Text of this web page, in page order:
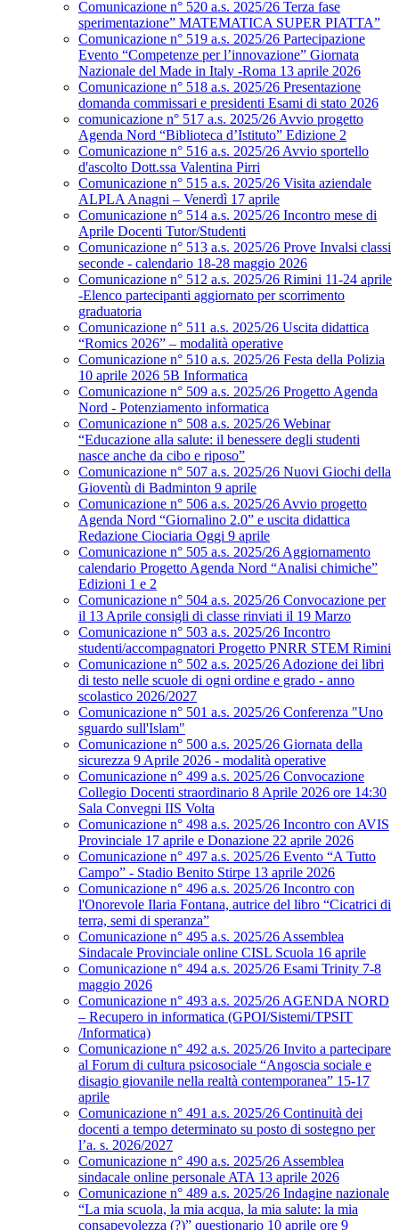
Comunicazione n° 520 a.s. 2025/26 Terza fase
sperimentazione” MATEMATICA SUPER PIATTA”
Comunicazione n° 519 a.s. 2025/26 Partecipazione
Evento “Competenze per l’innovazione” Giornata
Nazionale del Made in Italy -Roma 13 aprile 2026
Comunicazione n° 518 a.s. 2025/26 Presentazione
domanda commissari e presidenti Esami di stato 2026
comunicazione n° 517 a.s. 2025/26 Avvio progetto
Agenda Nord “Biblioteca d’Istituto” Edizione 2
Comunicazione n° 516 a.s. 2025/26 Avvio sportello
d'ascolto Dott.ssa Valentina Pirri
Comunicazione n° 515 a.s. 2025/26 Visita aziendale
ALPLA Anagni – Venerdì 17 aprile
Comunicazione n° 514 a.s. 2025/26 Incontro mese di
Aprile Docenti Tutor/Studenti
Comunicazione n° 513 a.s. 2025/26 Prove Invalsi classi
seconde - calendario 18-28 maggio 2026
Comunicazione n° 512 a.s. 2025/26 Rimini 11-24 aprile
-Elenco partecipanti aggiornato per scorrimento
graduatoria
Comunicazione n° 511 a.s. 2025/26 Uscita didattica
“Romics 2026” – modalità operative
Comunicazione n° 510 a.s. 2025/26 Festa della Polizia
10 aprile 2026 5B Informatica
Comunicazione n° 509 a.s. 2025/26 Progetto Agenda
Nord - Potenziamento informatica
Comunicazione n° 508 a.s. 2025/26 Webinar
“Educazione alla salute: il benessere degli studenti
nasce anche da cibo e riposo”
Comunicazione n° 507 a.s. 2025/26 Nuovi Giochi della
Gioventù di Badminton 9 aprile
Comunicazione n° 506 a.s. 2025/26 Avvio progetto
Agenda Nord “Giornalino 2.0” e uscita didattica
Redazione Ciociaria Oggi 9 aprile
Comunicazione n° 505 a.s. 2025/26 Aggiornamento
calendario Progetto Agenda Nord “Analisi chimiche”
Edizioni 1 e 2
Comunicazione n° 504 a.s. 2025/26 Convocazione per
il 13 Aprile consigli di classe rinviati il 19 Marzo
Comunicazione n° 503 a.s. 2025/26 Incontro
studenti/accompagnatori Progetto PNRR STEM Rimini
Comunicazione n° 502 a.s. 2025/26 Adozione dei libri
di testo nelle scuole di ogni ordine e grado - anno
scolastico 2026/2027
Comunicazione n° 501 a.s. 2025/26 Conferenza "Uno
sguardo sull'Islam"
Comunicazione n° 500 a.s. 2025/26 Giornata della
sicurezza 9 Aprile 2026 - modalità operative
Comunicazione n° 499 a.s. 2025/26 Convocazione
Collegio Docenti straordinario 8 Aprile 2026 ore 14:30
Sala Convegni IIS Volta
Comunicazione n° 498 a.s. 2025/26 Incontro con AVIS
Provinciale 17 aprile e Donazione 22 aprile 2026
Comunicazione n° 497 a.s. 2025/26 Evento “A Tutto
Campo” - Stadio Benito Stirpe 13 aprile 2026
Comunicazione n° 496 a.s. 2025/26 Incontro con
l'Onorevole Ilaria Fontana, autrice del libro “Cicatrici di
terra, semi di speranza”
Comunicazione n° 495 a.s. 2025/26 Assemblea
Sindacale Provinciale online CISL Scuola 16 aprile
Comunicazione n° 494 a.s. 2025/26 Esami Trinity 7-8
maggio 2026
Comunicazione n° 493 a.s. 2025/26 AGENDA NORD
– Recupero in informatica (GPOI/Sistemi/TPSIT
/Informatica)
Comunicazione n° 492 a.s. 2025/26 Invito a partecipare
al Forum di cultura psicosociale “Angoscia sociale e
disagio giovanile nella realtà contemporanea” 15-17
aprile
Comunicazione n° 491 a.s. 2025/26 Continuità dei
docenti a tempo determinato su posto di sostegno per
l’a. s. 2026/2027
Comunicazione n° 490 a.s. 2025/26 Assemblea
sindacale online personale ATA 13 aprile 2026
Comunicazione n° 489 a.s. 2025/26 Indagine nazionale
“La mia scuola, la mia acqua, la mia salute: la mia
consapevolezza (?)” questionario 10 aprile ore 9